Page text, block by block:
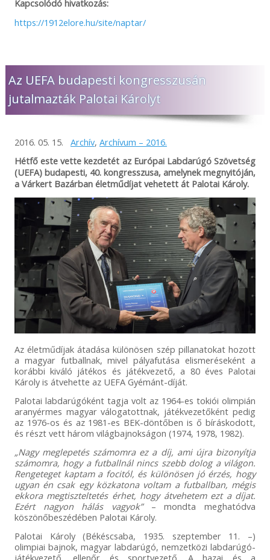
Kapcsolódó hivatkozás:
https://1912elore.hu/site/naptar/
Az UEFA budapesti kongresszusán
jutalmazták Palotai Károlyt
2016. 05. 15. Archív, Archívum – 2016.
Hétfő este vette kezdetét az Európai Labdarúgó Szövetség
(UEFA) budapesti, 40. kongresszusa, amelynek megnyitóján,
a Várkert Bazárban életműdíjat vehetett át Palotai Károly.
Az életműdíjak átadása különösen szép pillanatokat hozott
a magyar futballnak, mivel pályafutása elismeréseként a
korábbi kiváló játékos és játékvezető, a 80 éves Palotai
Károly is átvehette az UEFA Gyémánt-díját.
Palotai labdarúgóként tagja volt az 1964-es tokiói olimpián
aranyérmes magyar válogatottnak, játékvezetőként pedig
az 1976-os és az 1981-es BEK-döntőben is ő bíráskodott,
és részt vett három világbajnokságon (1974, 1978, 1982).
„Nagy meglepetés számomra ez a díj, ami újra bizonyítja
számomra, hogy a futballnál nincs szebb dolog a világon.
Rengeteget kaptam a focitól, és különösen jó érzés, hogy
ugyan én csak egy közkatona voltam a futballban, mégis
ekkora megtiszteltetés érhet, hogy átvehetem ezt a díjat.
Ezért nagyon hálás vagyok”– mondta meghatódva
köszönőbeszédében Palotai Károly.
Palotai Károly (Békéscsaba, 1935. szeptember 11. –)
olimpiai bajnok, magyar labdarúgó, nemzetközi labdarúgó-